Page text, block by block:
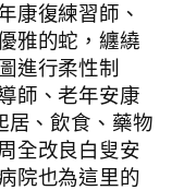
康復練習師、
雅的蛇，纏繞
進行柔性制
師、老年安康
居、飲食、藥物
全改良白叟安
院也為這里的